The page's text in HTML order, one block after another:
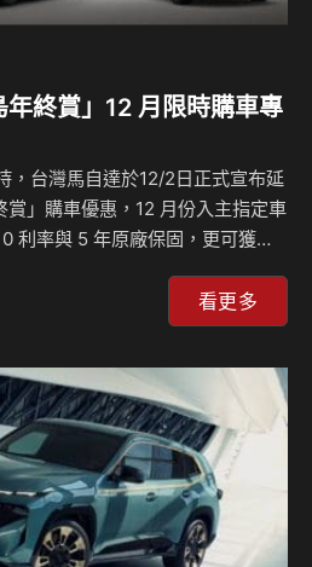
年終賞」12 月限時購車專
，台灣馬自達於12/2日正式宣布延
」購車優惠，12 月份入主指定車
利率與 5 年原廠保固，更可獲得
廠所在地 — 日本廣島，除了能飽
人文美景風貌，更可同步參
發展軌跡與創新科技，也收錄品牌
等待喜愛 MAZDA 的車迷朋友親臨
看更多